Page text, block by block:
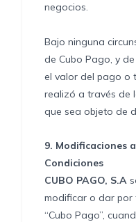
negocios.
Bajo ninguna
de Cubo Pago, y
el valor del pago o
realizó a través de
que sea objeto de
9. Modificaciones
Condiciones
CUBO PAGO, S.A
modificar o dar por
“Cubo Pago”,